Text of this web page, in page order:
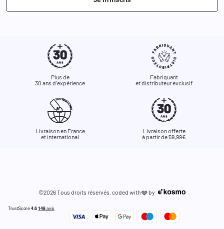
Plus de
30 ans d'expérience
Fabriquant
et distributeur exclusif
Livraison en France
et international
Livraison offerte
à partir de 59,99€
©2026 Tous droits réservés. coded with🩶 by